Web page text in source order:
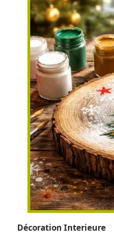
Décoration Interieure